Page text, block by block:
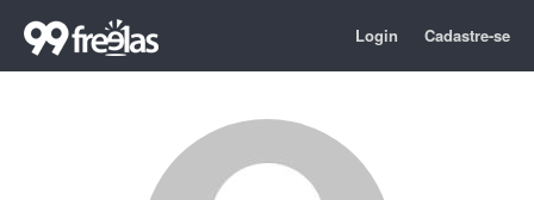
Login Cadastre-se